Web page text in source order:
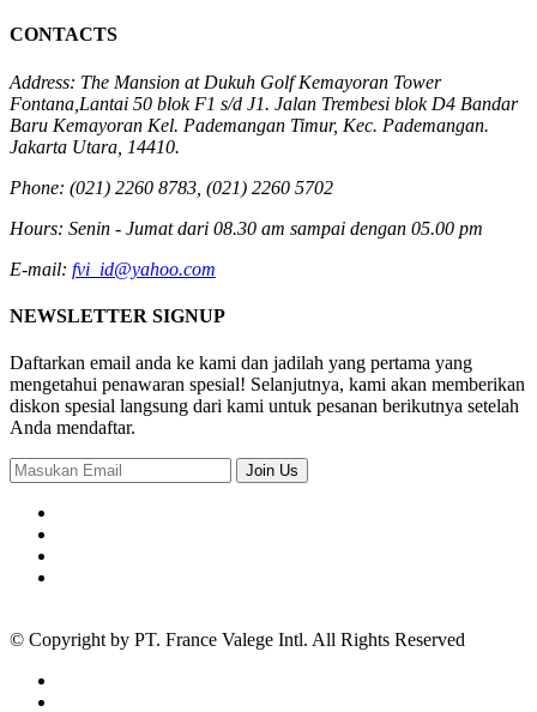
CONTACTS
Address: The Mansion at Dukuh Golf Kemayoran Tower
Fontana,Lantai 50 blok F1 s/d J1. Jalan Trembesi blok D4 Bandar
Baru Kemayoran Kel. Pademangan Timur, Kec. Pademangan.
Jakarta Utara, 14410.
Phone: (021) 2260 8783, (021) 2260 5702
Hours: Senin - Jumat dari 08.30 am sampai dengan 05.00 pm
E-mail: fvi_id@yahoo.com
NEWSLETTER SIGNUP
Daftarkan email anda ke kami dan jadilah yang pertama yang
mengetahui penawaran spesial! Selanjutnya, kami akan memberikan
diskon spesial langsung dari kami untuk pesanan berikutnya setelah
Anda mendaftar.
Join Us
© Copyright by PT. France Valege Intl. All Rights Reserved